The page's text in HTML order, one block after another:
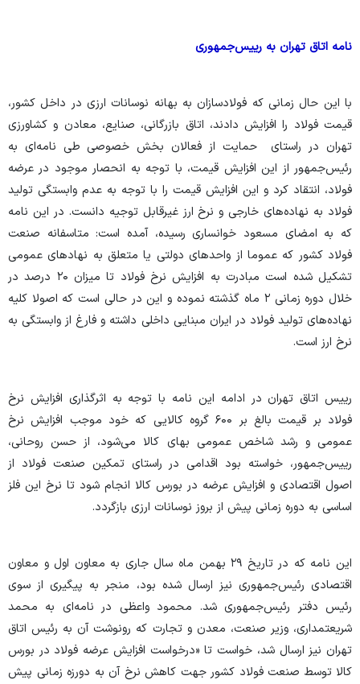
نامه اتاق تهران به رییس‌جمهوری
با این حال زمانی که فولادسازان به بهانه نوسانات ارزی در داخل کشور،
قیمت فولاد را افزایش دادند، اتاق بازرگانی، صنایع، معادن و کشاورزی
تهران در راستای حمایت از فعالان بخش خصوصی طی نامه‌ای به
رئیس‌جمهور از این افزایش قیمت، با توجه به انحصار موجود در عرضه
فولاد، انتقاد کرد و این افزایش قیمت را با توجه به عدم وابستگی تولید
فولاد به نهاده‌های خارجی و نرخ ارز غیرقابل توجیه دانست. در این نامه
که به امضای مسعود خوانساری رسیده، آمده است: متاسفانه صنعت
فولاد کشور که عموما از واحدهای دولتی یا متعلق به نهادهای عمومی
تشکیل شده است مبادرت به افزایش نرخ فولاد تا میزان ۲۰ درصد در
خلال دوره زمانی ۲ ماه گذشته نموده و این در حالی است که اصولا کلیه
نهاده‌های تولید فولاد در ایران مبنایی داخلی داشته و فارغ از وابستگی به
نرخ ارز است.
رییس اتاق تهران در ادامه این نامه با توجه به اثرگذاری افزایش نرخ
فولاد بر قیمت بالغ بر ۶۰۰ گروه کالایی که خود موجب افزایش نرخ
عمومی و رشد شاخص عمومی بهای کالا می‌شود، از حسن روحانی،
رییس‌جمهور، خواسته بود اقدامی در راستای تمکین صنعت فولاد از
اصول اقتصادی و افزایش عرضه در بورس کالا انجام شود تا نرخ این فلز
اساسی به دوره زمانی پیش از بروز نوسانات ارزی بازگردد.
این نامه که در تاریخ ۲۹ بهمن ماه سال جاری به معاون اول و معاون
اقتصادی رئیس‌جمهوری نیز ارسال شده بود، منجر به پیگیری از سوی
رئیس‌ دفتر رئیس‌جمهوری شد. محمود واعظی در نامه‌ای به محمد
شریعتمداری، وزیر صنعت، معدن و تجارت که رونوشت آن به رئیس اتاق
تهران نیز ارسال شد، خواست تا «درخواست افزایش عرضه فولاد در بورس
کالا توسط صنعت فولاد کشور جهت کاهش نرخ آن به دورزه زمانی پیش